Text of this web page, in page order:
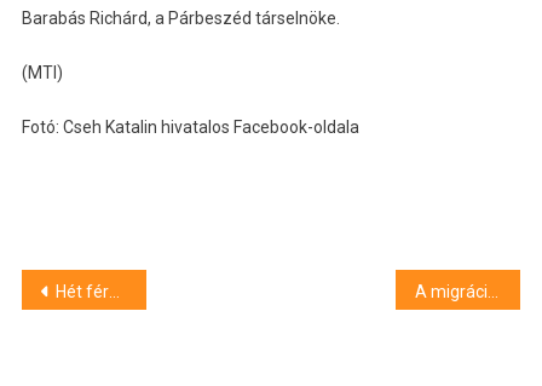
Barabás Richárd, a Párbeszéd társelnöke.
(MTI)
Fotó: Cseh Katalin hivatalos Facebook-oldala
Bejegyzés
Hét férfit ítéltek el emberrablás miatt Szegeden